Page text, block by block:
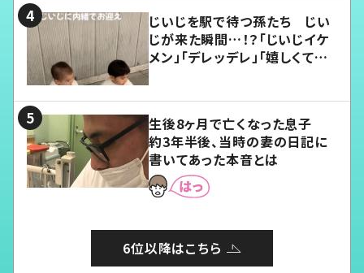
じいじを駅で待つ孫たち じい
じが来た瞬間…！？「じいじイケ
メン」「デレッデレ」「嬉しくて可
生後8ヶ月で亡くなった息子
約3年半後、当時の妻の日記に
書いてあった本音とは
6位以降はこちら